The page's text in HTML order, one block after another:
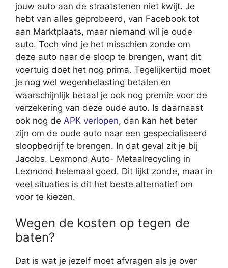
jouw auto aan de straatstenen niet kwijt. Je
hebt van alles geprobeerd, van Facebook tot
aan Marktplaats, maar niemand wil je oude
auto. Toch vind je het misschien zonde om
deze auto naar de sloop te brengen, want dit
voertuig doet het nog prima. Tegelijkertijd moet
je nog wel wegenbelasting betalen en
waarschijnlijk betaal je ook nog premie voor de
verzekering van deze oude auto. Is daarnaast
ook nog de APK verlopen, dan kan het beter
zijn om de oude auto naar een gespecialiseerd
sloopbedrijf te brengen. In dat geval zit je bij
Jacobs. Lexmond Auto- Metaalrecycling in
Lexmond helemaal goed. Dit lijkt zonde, maar in
veel situaties is dit het beste alternatief om
voor te kiezen.
Wegen de kosten op tegen de
baten?
Dat is wat je jezelf moet afvragen als je over